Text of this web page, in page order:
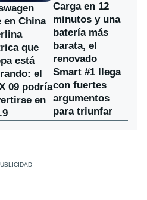
en China
que
está
el
09 podría
en
Carga en 12
minutos y una
batería más
barata, el
renovado
Smart #1 llega
con fuertes
argumentos
para triunfar